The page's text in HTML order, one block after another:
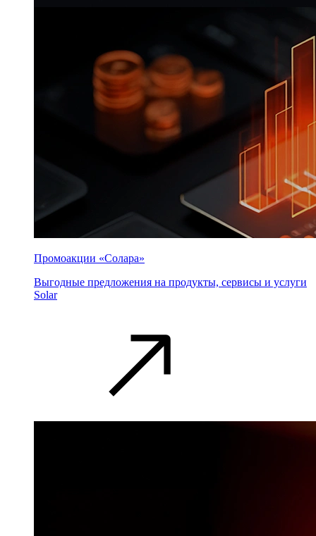
Промоакции «Солара»
Выгодные предложения на продукты, сервисы и услуги
Solar